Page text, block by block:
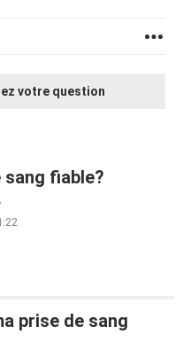
votre question
fiable?
prise de sang